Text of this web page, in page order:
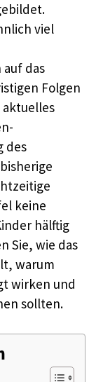
viel
das
Folgen
aktuelles
des
keine
hälftig
Sie, wie das
warum
wirken und
sollten.